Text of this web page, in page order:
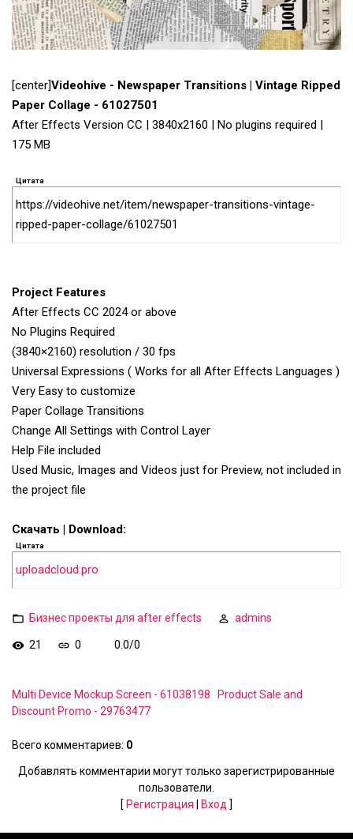
[center]Videohive - Newspaper Transitions | Vintage Ripped
Paper Collage - 61027501
After Effects Version CC | 3840x2160 | No plugins required |
175 MB
Цитата
https://videohive.net/item/newspaper-transitions-vintage-
ripped-paper-collage/61027501
Project Features
After Effects CC 2024 or above
No Plugins Required
(3840×2160) resolution / 30 fps
Universal Expressions ( Works for all After Effects Languages )
Very Easy to customize
Paper Collage Transitions
Change All Settings with Control Layer
Help File included
Used Music, Images and Videos just for Preview, not included in
the project file
Скачать | Download:
Цитата
uploadcloud.pro
Бизнес проекты для after effects admins
21 0 0.0/0
Multi Device Mockup Screen - 61038198
Product Sale and
Discount Promo - 29763477
Всего комментариев: 0
Добавлять комментарии могут только зарегистрированные
пользователи.
[ Регистрация Вход ]